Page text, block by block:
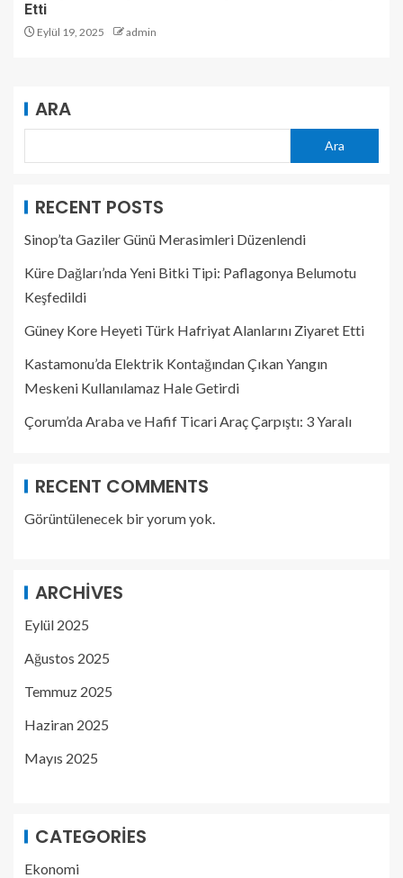
Etti
Eylül 19, 2025 admin
ARA
Ara
RECENT POSTS
Sinop’ta Gaziler Günü Merasimleri Düzenlendi
Küre Dağları’nda Yeni Bitki Tipi: Paflagonya Belumotu
Keşfedildi
Güney Kore Heyeti Türk Hafriyat Alanlarını Ziyaret Etti
Kastamonu’da Elektrik Kontağından Çıkan Yangın
Meskeni Kullanılamaz Hale Getirdi
Çorum’da Araba ve Hafif Ticari Araç Çarpıştı: 3 Yaralı
RECENT COMMENTS
Görüntülenecek bir yorum yok.
ARCHIVES
Eylül 2025
Ağustos 2025
Temmuz 2025
Haziran 2025
Mayıs 2025
CATEGORIES
Ekonomi